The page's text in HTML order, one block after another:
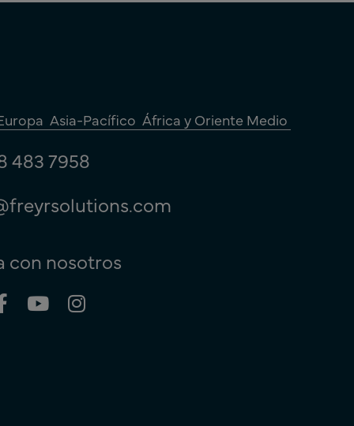
Asia-Pacífico África y Oriente Medio
483 7958
con nosotros